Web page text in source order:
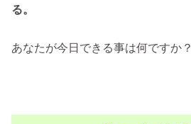
る。
あなたが今日できる事は何ですか？